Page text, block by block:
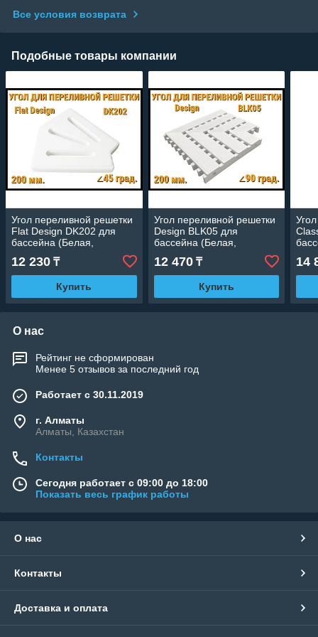
Все условия возврата
Подобные товары компании
Угол переливной решетки
Flat Design DK202 для
бассейна (Белая,
Размеры: 200x25, 45
град.)
12 230 ₸
Купить
Угол переливной решетки
Design BLK05 для
бассейна (Белая,
Размеры: 200x25, 90
град.)
12 470₸
Купить
14
О нас
Рейтинг не сформирован
Менее 5 отзывов за последний год
Работает с 30.11.2019
г. Алматы
Алматы, Казахстан
Контакты
Сегодня работает с 09:00 до 18:00
Показать весь график работы
О нас
Контакты
Доставка и оплата